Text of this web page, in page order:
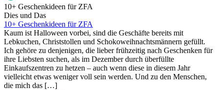
10+ Geschenkideen für ZFA
Dies und Das
10+ Geschenkideen für ZFA
Kaum ist Halloween vorbei, sind die Geschäfte bereits mit
Lebkuchen, Christstollen und Schokoweihnachtsmännern gefüllt.
Ich gehöre zu denjenigen, die lieber frühzeitig nach Geschenken für
ihre Liebsten suchen, als im Dezember durch überfüllte
Einkaufszentren zu hetzen – auch wenn diese in diesem Jahr
vielleicht etwas weniger voll sein werden. Und zu den Menschen,
die mich das […]